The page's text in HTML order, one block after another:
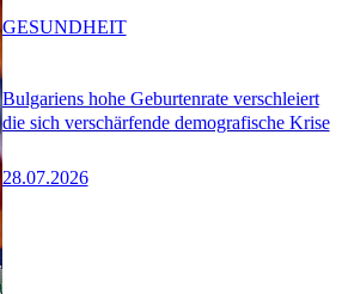
Bulgariens hohe Geburtenrate verschleiert
die sich verschärfende demografische Krise
28.07.2026
GESUNDHEIT